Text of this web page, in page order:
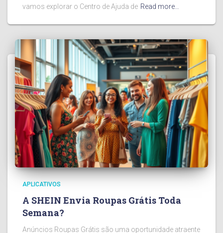
vamos explorar o Centro de Ajuda de Read more…
APLICATIVOS
A SHEIN Envia Roupas Grátis Toda
Semana?
Anúncios Roupas Grátis são uma oportunidade atraente